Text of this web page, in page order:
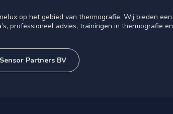
op het gebied van thermografie. Wij bieden een
professioneel advies, trainingen in thermografie en
Partners BV